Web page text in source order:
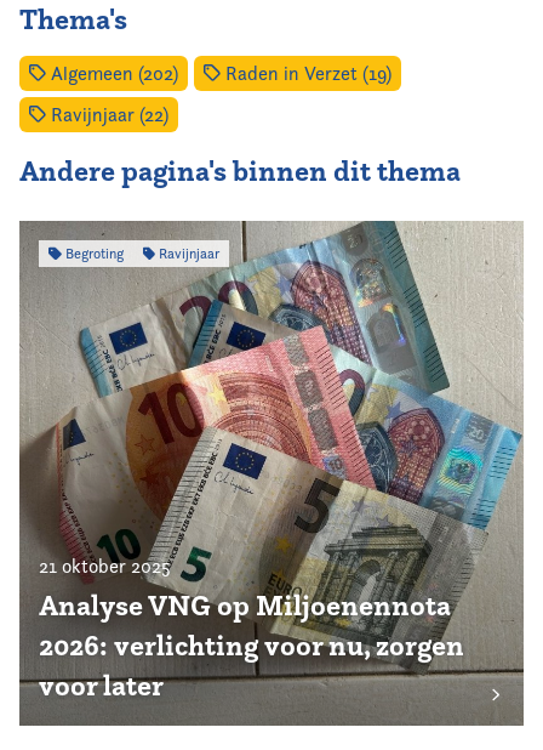
Thema's
Algemeen (202)
Raden in Verzet (19)
Ravijnjaar (22)
Andere pagina's binnen dit thema
Begroting Ravijnjaar
21 oktober 2025
Analyse VNG op Miljoenennota
2026: verlichting voor nu, zorgen
voor later